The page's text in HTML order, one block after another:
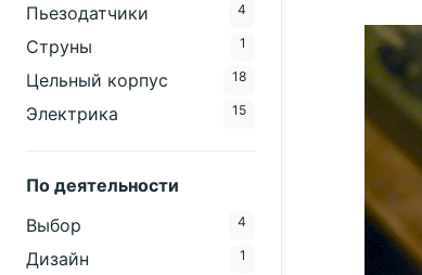
Пьезодатчики 4
Струны 1
Цельный корпус 18
Электрика 15
По деятельности
Выбор
4
Дизайн 1